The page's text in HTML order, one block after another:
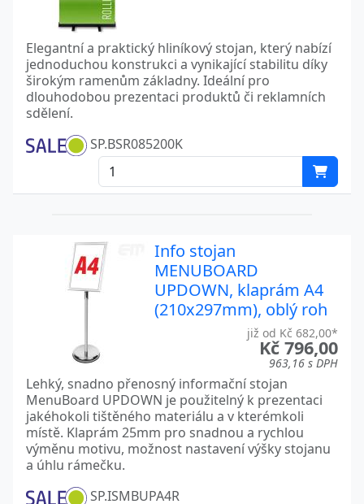
Elegantní a praktický hliníkový stojan, který nabízí
jednoduchou konstrukci a vynikající stabilitu díky
širokým ramenům základny. Ideální pro
dlouhodobou prezentaci produktů či reklamních
sdělení.
SP.BSR085200K
Info stojan
MENUBOARD
UPDOWN, klaprám A4
(210x297mm), oblý roh
již od Kč 682,00*
Kč 796,00
963,16 s DPH
Lehký, snadno přenosný informační stojan
MenuBoard UPDOWN je použitelný k prezentaci
jakéhokoli tištěného materiálu a v kterémkoli
místě. Klaprám 25mm pro snadnou a rychlou
výměnu motivu, možnost nastavení výšky stojanu
a úhlu rámečku.
SP.ISMBUPA4R